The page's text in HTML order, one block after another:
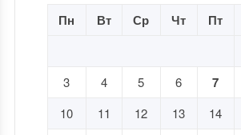
Пн Вт Ср Чт Пт
3
4 5 6 7
10
11 12 13 14